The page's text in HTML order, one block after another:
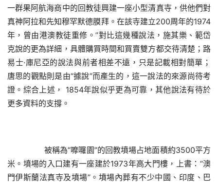
一群果阿航海商中的回教徒興建一座小型清真寺，供他們對
真神阿拉和先知穆罕默德膜拜。在該寺建立200周年的1974
年，曾由港澳教徒重修。”對比這幾種說法，施其樂、範岱
克說的更為詳細，具體購買時間和買賣雙方都交待清楚；路
易士·庫尼亞的說法與前者相差不遠，只是記載相對簡單；
唐思的觀點則是由“據說”而產生的，這一說法的來源尚待考
證。綜合上述， 1854年說似乎更為可靠，其他說法有待於
更多資料的支撐。
被稱為“嚤囉園”的回教墳場占地面積約3500平方
米。墳場的入口建有一座建於1973年高大門樓，上書：“澳
門伊斯蘭法真寺及墳場”。墳場內葬有不少中國、印度、巴